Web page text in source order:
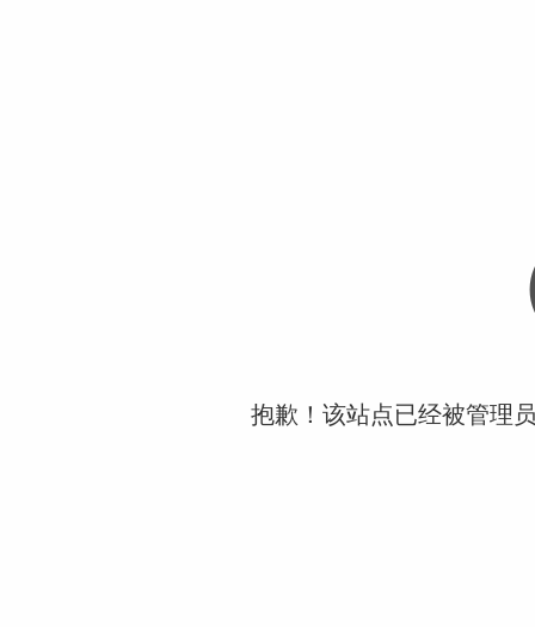
抱歉！该站点已经被管理